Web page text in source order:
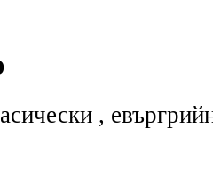
,